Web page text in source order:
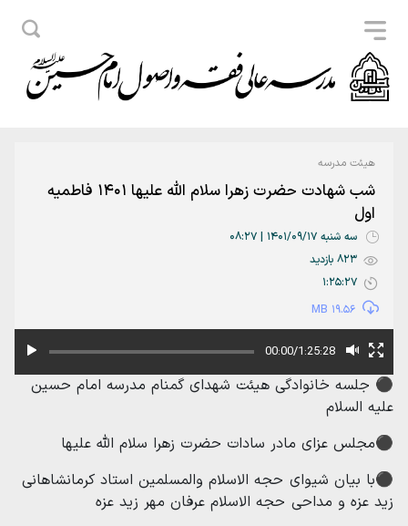
هیئت مدرسه
شب شهادت حضرت زهرا سلام الله علیها 1401 فاطمیه
اول
سه شنبه 1401/09/17 | 08:27
823 بازدید
1:25:27
19.56 MB
00:00/1:25:28
⚫️ جلسه خانوادگی هیئت شهدای گمنام مدرسه امام حسین
علیه السلام
⚫️مجلس عزای مادر سادات حضرت زهرا سلام الله علیها
⚫️با بیان شیوای حجه الاسلام والمسلمین استاد کرمانشاهانی
زید عزه و مداحی حجه الاسلام عرفان مهر زید عزه